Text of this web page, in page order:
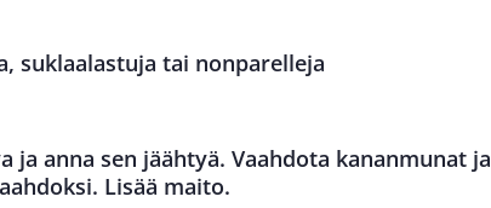
suklaalastuja tai nonparelleja
ja anna sen jäähtyä. Vaahdota kananmunat ja
Lisää maito.